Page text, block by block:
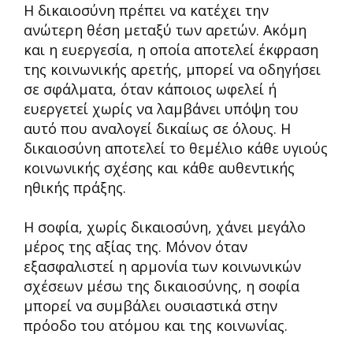
Η δικαιοσύνη πρέπει να κατέχει την
ανώτερη θέση μεταξύ των αρετών. Ακόμη
και η ευεργεσία, η οποία αποτελεί έκφραση
της κοινωνικής αρετής, μπορεί να οδηγήσει
σε σφάλματα, όταν κάποιος ωφελεί ή
ευεργετεί χωρίς να λαμβάνει υπόψη του
αυτό που αναλογεί δικαίως σε όλους. Η
δικαιοσύνη αποτελεί το θεμέλιο κάθε υγιούς
κοινωνικής σχέσης και κάθε αυθεντικής
ηθικής πράξης.
Η σοφία, χωρίς δικαιοσύνη, χάνει μεγάλο
μέρος της αξίας της. Μόνον όταν
εξασφαλιστεί η αρμονία των κοινωνικών
σχέσεων μέσω της δικαιοσύνης, η σοφία
μπορεί να συμβάλει ουσιαστικά στην
πρόοδο του ατόμου και της κοινωνίας.